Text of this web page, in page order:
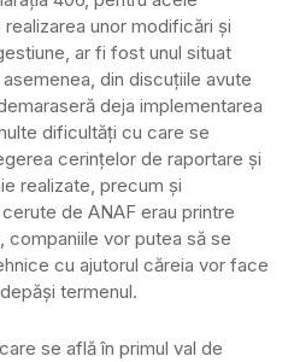
unor modificări și
ar fi fost unul situat
din discuțiile avute
deja implementarea
dificultăți cu care se
cerințelor de raportare și
realizate, precum și
de ANAF erau printre
vor putea să se
cu ajutorul căreia vor face
termenul.
se află în primul val de